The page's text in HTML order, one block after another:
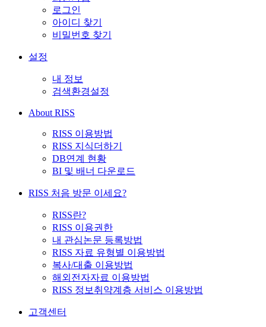
로그인
아이디 찾기
비밀번호 찾기
설정
내 정보
검색환경설정
About RISS
RISS 이용방법
RISS 지식더하기
DB연계 현황
BI 및 배너 다운로드
RISS 처음 방문 이세요?
RISS란?
RISS 이용권한
내 관심논문 등록방법
RISS 자료 유형별 이용방법
복사/대출 이용방법
해외전자자료 이용방법
RISS 정보취약계층 서비스 이용방법
고객센터